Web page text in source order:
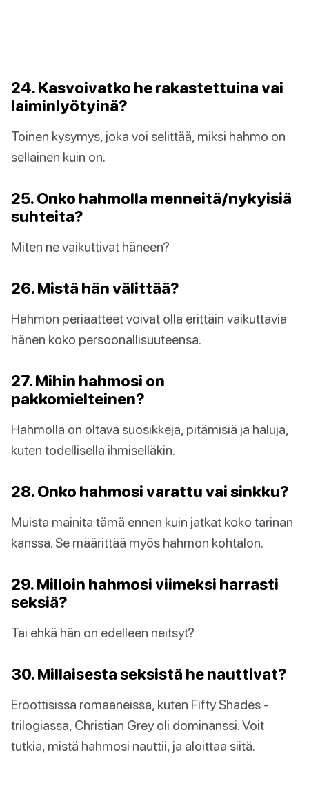
24. Kasvoivatko he rakastettuina vai
laiminlyötyinä?
Toinen kysymys, joka voi selittää, miksi hahmo on
sellainen kuin on.
25. Onko hahmolla menneitä/nykyisiä
suhteita?
Miten ne vaikuttivat häneen?
26. Mistä hän välittää?
Hahmon periaatteet voivat olla erittäin vaikuttavia
hänen koko persoonallisuuteensa.
27. Mihin hahmosi on
pakkomielteinen?
Hahmolla on oltava suosikkeja, pitämisiä ja haluja,
kuten todellisella ihmiselläkin.
28. Onko hahmosi varattu vai sinkku?
Muista mainita tämä ennen kuin jatkat koko tarinan
kanssa. Se määrittää myös hahmon kohtalon.
29. Milloin hahmosi viimeksi harrasti
seksiä?
Tai ehkä hän on edelleen neitsyt?
30. Millaisesta seksistä he nauttivat?
Eroottisissa romaaneissa, kuten Fifty Shades -
trilogiassa, Christian Grey oli dominanssi. Voit
tutkia, mistä hahmosi nauttii, ja aloittaa siitä.